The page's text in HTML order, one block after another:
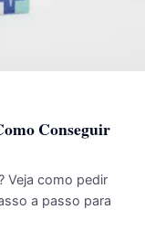
Conseguir
Veja como pedir
a passo para